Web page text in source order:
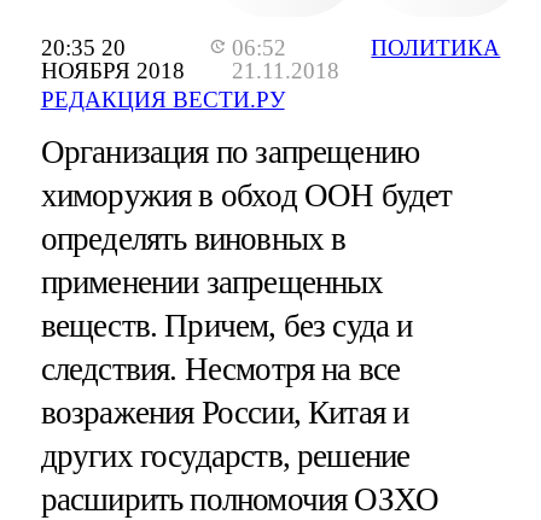
20:35 20
НОЯБРЯ 2018
06:52
21.11.2018
РЕДАКЦИЯ ВЕСТИ.РУ
ПОЛИТИКА
Организация по запрещению
химоружия в обход ООН будет
определять виновных в
применении запрещенных
веществ. Причем, без суда и
следствия. Несмотря на все
возражения России, Китая и
других государств, решение
расширить полномочия ОЗХО